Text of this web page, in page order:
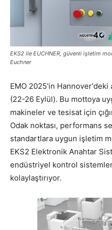
EKS2 ile EUCHNER, güvenli işletim
Euchner
EMO 2025'in Hannover'deki
(22-26 Eylül). Bu mottoya
makineler ve tesisat için
Odak noktası, performans
standartlara uygun işletim
EKS2 Elektronik Anahtar
endüstriyel kontrol
kolaylaştırıyor.